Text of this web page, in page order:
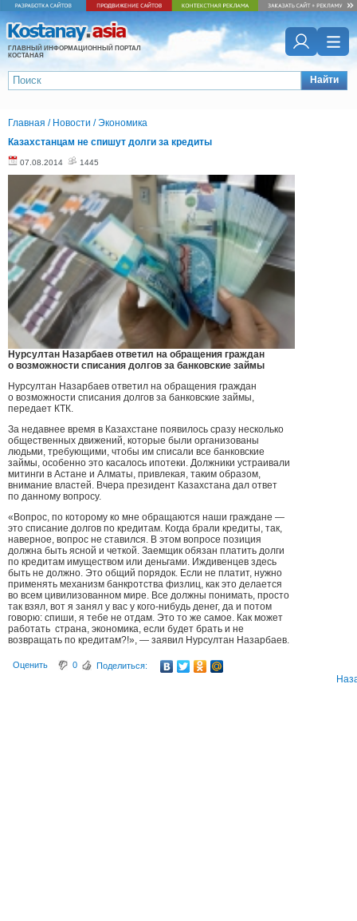
ГЛАВНЫЙ ИНФОРМАЦИОННЫЙ ПОРТАЛ
КОСТАНАЯ
Найти
Главная / Новости /Экономика
Казахстанцам не спишут долги за кредиты
07.08.2014 1445
Нурсултан Назарбаев ответил на обращения граждан
о возможности списания долгов за банковские займы
Нурсултан Назарбаев ответил на обращения граждан
о возможности списания долгов за банковские займы,
передает КТК.
За недавнее время в Казахстане появилось сразу несколько
общественных движений, которые были организованы
людьми, требующими, чтобы им списали все банковские
займы, особенно это касалось ипотеки. Должники устраивали
митинги в Астане и Алматы, привлекая, таким образом,
внимание властей. Вчера президент Казахстана дал ответ
по данному вопросу.
«Вопрос, по которому ко мне обращаются наши граждане —
это списание долгов по кредитам. Когда брали кредиты, так,
наверное, вопрос не ставился. В этом вопросе позиция
должна быть ясной и четкой. Заемщик обязан платить долги
по кредитам имуществом или деньгами. Иждивенцев здесь
быть не должно. Это общий порядок. Если не платит, нужно
применять механизм банкротства физлиц, как это делается
во всем цивилизованном мире. Все должны понимать, просто
так взял, вот я занял у вас у кого-нибудь денег, да и потом
говорю: спиши, я тебе не отдам. Это то же самое. Как может
работать страна, экономика, если будет брать и не
возвращать по кредитам?!», — заявил Нурсултан Назарбаев.
Оценить 0 Поделиться: